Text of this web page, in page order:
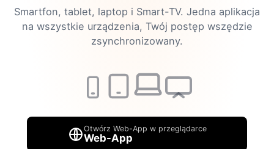
Smartfon, tablet, laptop i Smart-TV. Jedna aplikacja
na wszystkie urządzenia, Twój postęp wszędzie
zsynchronizowany.
Otwórz Web-App w przeglądarce
Web-App